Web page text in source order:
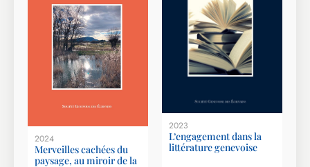
2024
Merveilles cachées du
paysage, au miroir de la
2023
L’engagement dans la
littérature genevoise